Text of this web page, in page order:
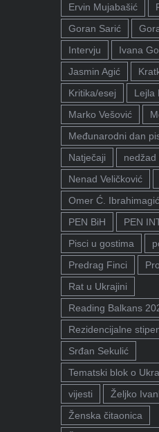
Ervin Mujabašić
Goran Sarić
Intervju
Ivana
Jasmin Agić
Kritika/esej
Lejla
Marko Vešović
Međunarodni dan
Natječaji
nedžad
Nenad Veličković
Omer Ć. Ibrahimagić
PEN BiH
PEN
Pisci u gostima
Predrag Finci
Rat u Ukrajini
Reading Balkans
Rezidencijalne
Srđan Sekulić
Tematski blok o
vijesti
Željko
Ženska čitaonica